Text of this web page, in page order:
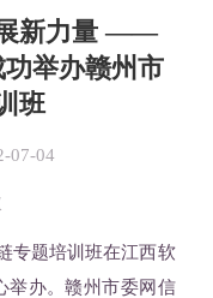
新力量 ——
举办赣州市
班
07-04
专题培训班在江西软
举办。赣州市委网信